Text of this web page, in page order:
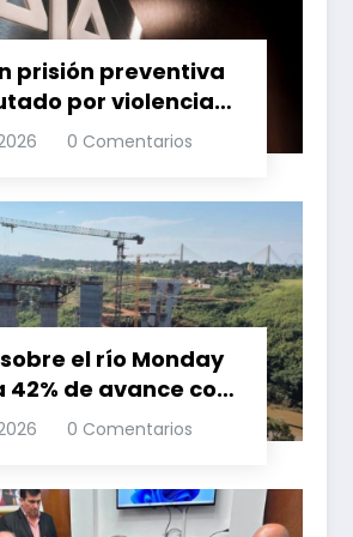
prisión preventiva
por violencia
0 Comentarios
el río Monday
42% de avance con
continuos
0 Comentarios